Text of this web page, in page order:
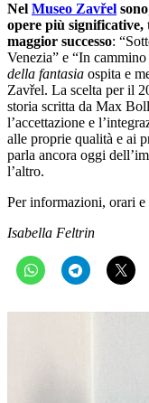
Nel Museo Zavřel sono
opere più
maggior successo:
Venezia” e “In
della fantasia ospita e
Zavřel. La scelta per il
storia scritta da Max
l’accettazione e
alle proprie qualità e ai
parla ancora oggi
l’altro.
Per informazioni, orari e
Isabella Feltrin